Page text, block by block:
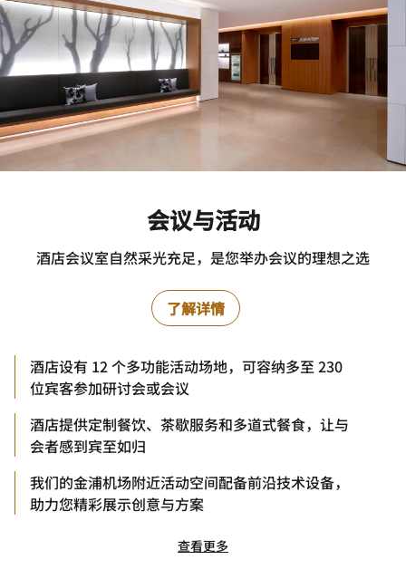
会议与活动
酒店会议室自然采光充足，是您举办会议的理想之选
了解详情
酒店设有 12 个多功能活动场地，可容纳多至 230
位宾客参加研讨会或会议
酒店提供定制餐饮、茶歇服务和多道式餐食，让与
会者感到宾至如归
我们的金浦机场附近活动空间配备前沿技术设备，
助力您精彩展示创意与方案
查看更多